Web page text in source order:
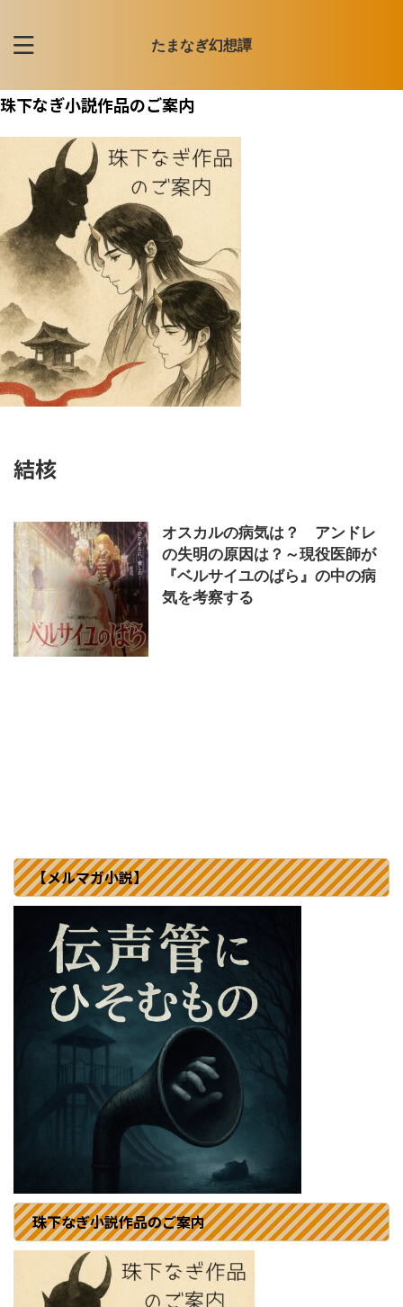
たまなぎ幻想譚
珠下なぎ小説作品のご案内
結核
オスカルの病気は？ アンドレ
の失明の原因は？～現役医師が
『ベルサイユのばら』の中の病
気を考察する
【メルマガ小説】
珠下なぎ小説作品のご案内